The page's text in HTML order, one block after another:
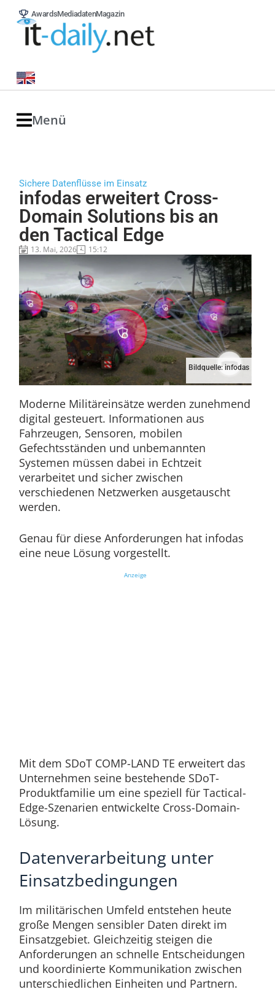
AwardsMediadatenMagazin
Menü
Sichere Datenflüsse im Einsatz
infodas erweitert Cross-
Domain Solutions bis an
den Tactical Edge
13. Mai, 2026 15:12
Bildquelle: infodas
Moderne Militäreinsätze werden zunehmend
digital gesteuert. Informationen aus
Fahrzeugen, Sensoren, mobilen
Gefechtsständen und unbemannten
Systemen müssen dabei in Echtzeit
verarbeitet und sicher zwischen
verschiedenen Netzwerken ausgetauscht
werden.
Genau für diese Anforderungen hat infodas
eine neue Lösung vorgestellt.
Anzeige
Mit dem SDoT COMP-LAND TE erweitert das
Unternehmen seine bestehende SDoT-
Produktfamilie um eine speziell für Tactical-
Edge-Szenarien entwickelte Cross-Domain-
Lösung.
Datenverarbeitung unter
Einsatzbedingungen
Im militärischen Umfeld entstehen heute
große Mengen sensibler Daten direkt im
Einsatzgebiet. Gleichzeitig steigen die
Anforderungen an schnelle Entscheidungen
und koordinierte Kommunikation zwischen
unterschiedlichen Einheiten und Partnern.